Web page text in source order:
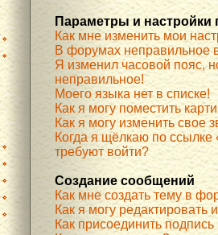
Параметры и настройки
Как мне изменить мои
В форумах неправильное
Я изменил часовой пояс,
неправильное!
Моего языка нет в списке!
Как я могу поместить
Как я могу изменить свое
Когда я щёлкаю по
требуют войти?
Создание сообщений
Как мне создать тему в
Как я могу редактировать
Как присоединить